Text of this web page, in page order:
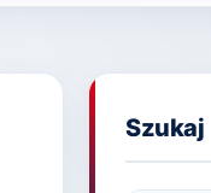
Szukaj